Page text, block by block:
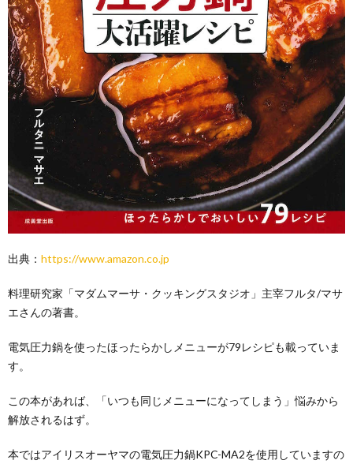
出典： https://www.amazon.co.jp
料理研究家「マダムマーサ・クッキングスタジオ」主宰フルタ/マサ
エさんの著書。
電気圧力鍋を使ったほったらかしメニューが79レシピも載っていま
す。
この本があれば、「いつも同じメニューになってしまう」悩みから
解放されるはず。
本ではアイリスオーヤマの電気圧力鍋KPC-MA2を使用していますの